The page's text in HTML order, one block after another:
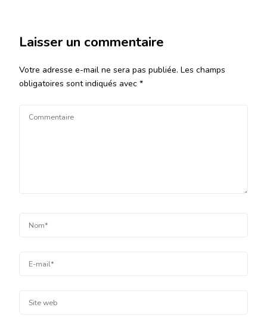
Laisser un commentaire
Votre adresse e-mail ne sera pas publiée. Les champs
obligatoires sont indiqués avec *